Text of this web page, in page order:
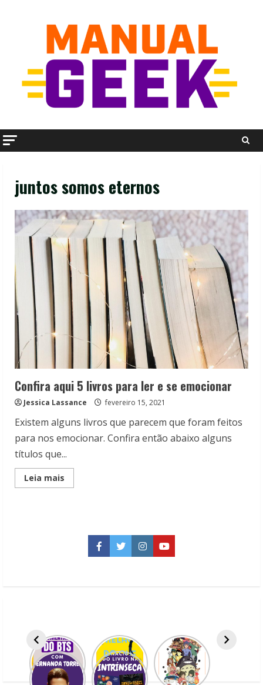
juntos somos eternos
Confira aqui 5 livros para ler e se emocionar
Jessica Lassance fevereiro 15, 2021
Existem alguns livros que parecem que foram feitos
para nos emocionar. Confira então abaixo alguns
títulos que...
Leia mais
more
Facebook
TwitterInstagramYouTube